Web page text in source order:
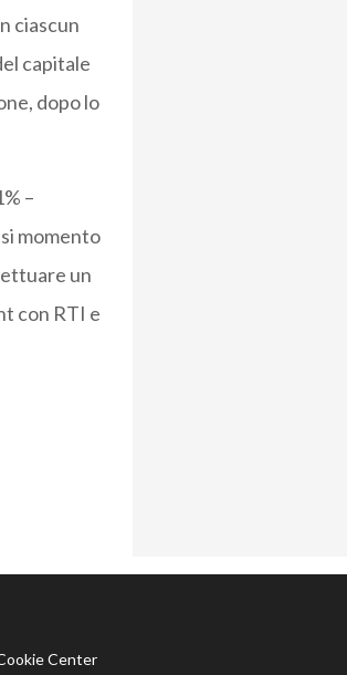
ciascun
capitale
dopo lo
–
momento
un
con RTI e
Center